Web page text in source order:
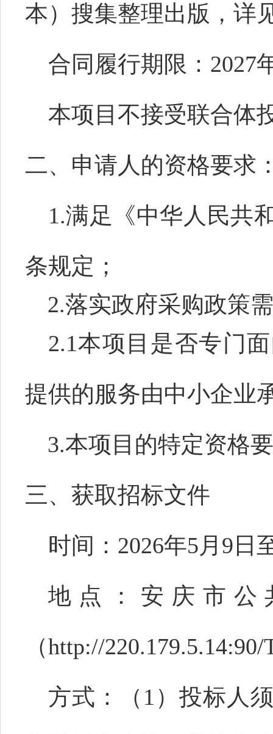
本）搜集整理出版 ，详
合同履行期限： 2027
本项目不接受联合体
二、申请人的资格要求
1.满足《中华人民共
条规定；
2.落实政府采购政策
2.1本项目是否专门
提供的服务由中小企业
3.本项目的特定资格
三、获取招标文件
时间： 2026年5月 9 日
地点：安庆市公
（http://
方式：（ 1）投标人